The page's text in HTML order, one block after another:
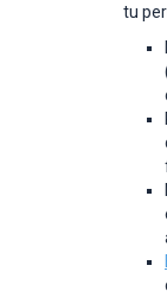
tu